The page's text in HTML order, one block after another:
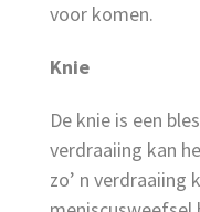
voor komen.
Knie
De knie is een
verdraaiing kan
zo’ n verdraaiing